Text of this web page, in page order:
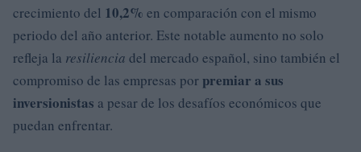
crecimiento del 10,2% en comparación con el mismo
periodo del año anterior. Este notable aumento no solo
refleja la resiliencia del mercado español, sino también el
compromiso de las empresas por premiar a sus
inversionistas a pesar de los desafíos económicos que
puedan enfrentar.